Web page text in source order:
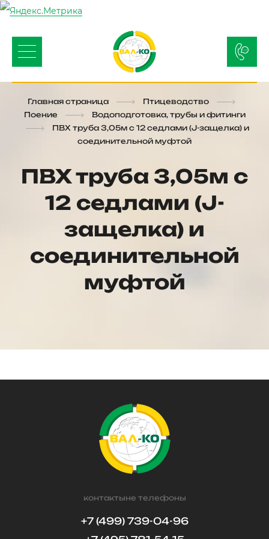
Главная страница
Птицеводство
Поение
Водоподготовка, трубы и фитинги
ПВХ труба 3,05м с 12 седлами (J-защелка) и
соединительной муфтой
ПВХ труба 3,05м с
12 седлами (J-
защелка) и
соединительной
муфтой
контактыне телефоны
+7 (499) 739-04-96